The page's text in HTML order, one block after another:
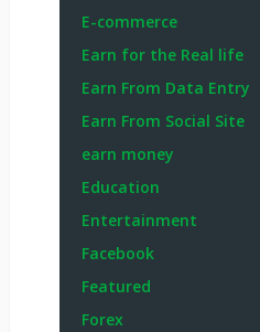
E-commerce
Earn for the Real life
Earn From Data Entry
Earn From Social Site
earn money
Education
Entertainment
Facebook
Featured
Forex